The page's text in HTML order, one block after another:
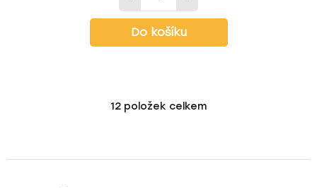
Do košíku
O
á
12 položek celkem